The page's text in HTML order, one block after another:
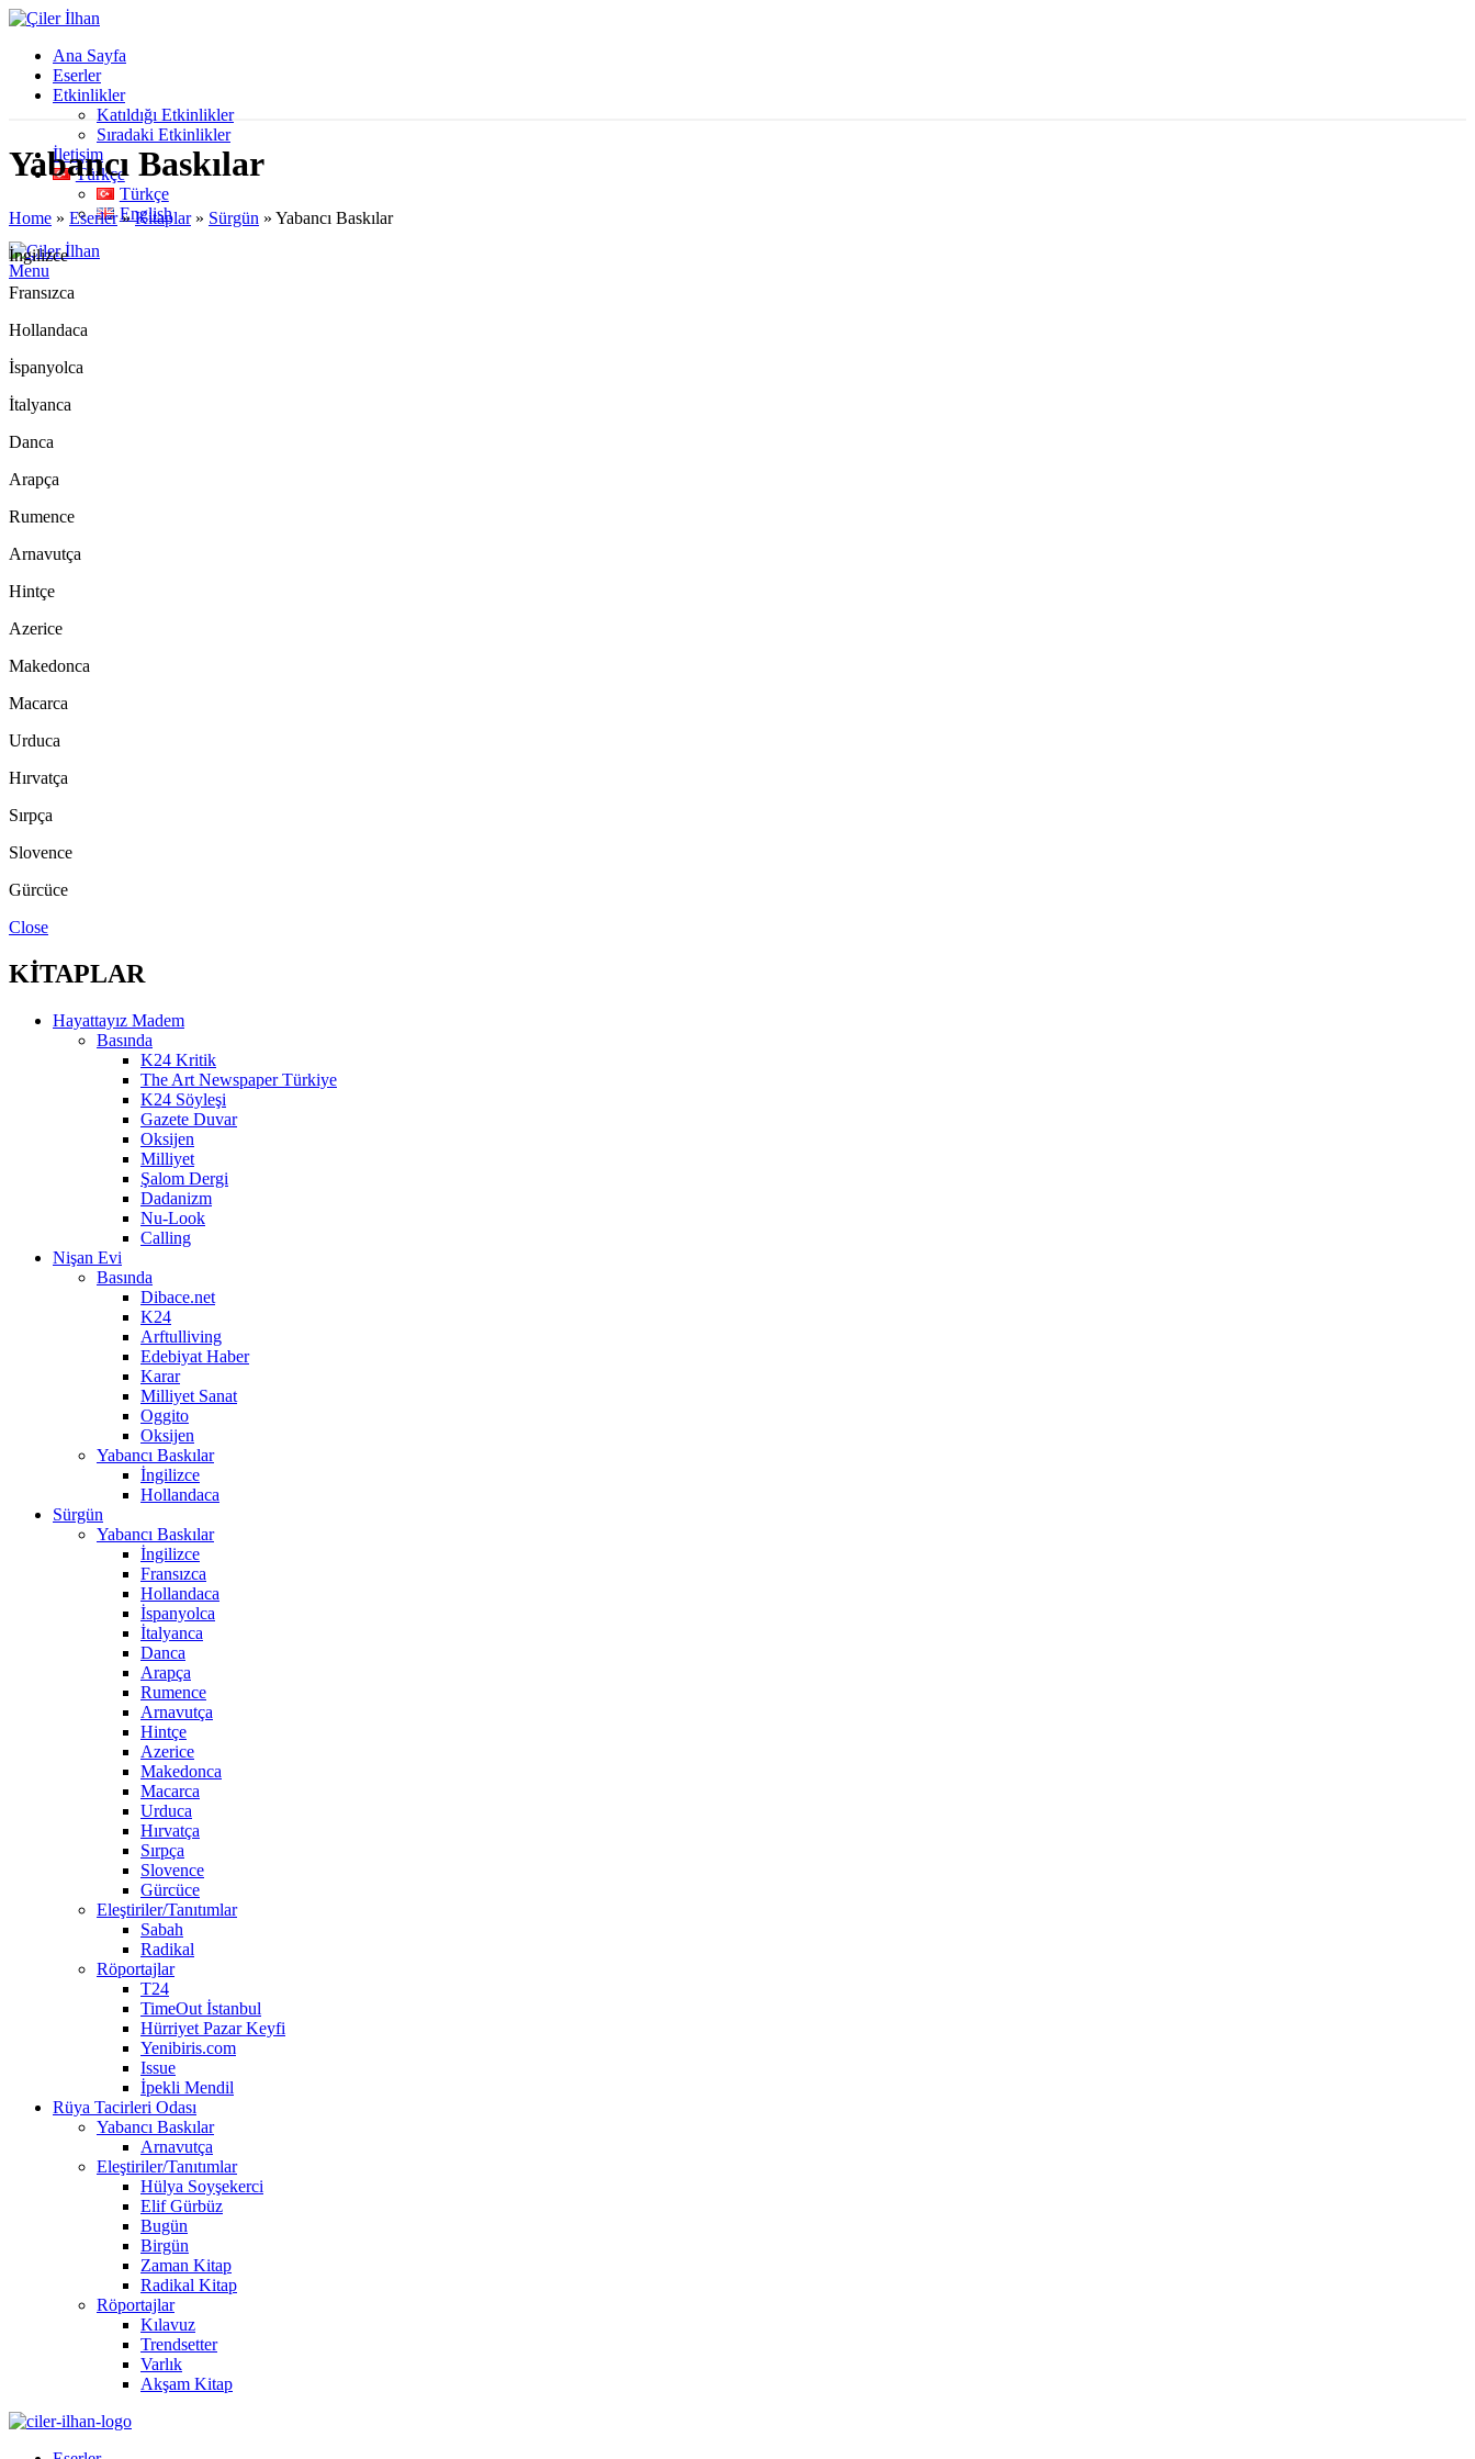
Ana Sayfa
Eserler
Etkinlikler
Katıldığı Etkinlikler
Sıradaki Etkinlikler
İletişim
Türkçe
Türkçe
English
Menu
Yabancı Baskılar
Home » Eserler»Kitaplar» Sürgün » Yabancı Baskılar
İngilizce
Fransızca
Hollandaca
İspanyolca
İtalyanca
Danca
Arapça
Rumence
Arnavutça
Hintçe
Azerice
Makedonca
Macarca
Urduca
Hırvatça
Sırpça
Slovence
Gürcüce
Close
KİTAPLAR
Hayattayız Madem
Basında
K24 Kritik
The Art Newspaper Türkiye
K24 Söyleşi
Gazete Duvar
Oksijen
Milliyet
Şalom Dergi
Dadanizm
Nu-Look
Calling
Nişan Evi
Basında
Dibace.net
K24
Arftulliving
Edebiyat Haber
Karar
Milliyet Sanat
Oggito
Oksijen
Yabancı Baskılar
İngilizce
Hollandaca
Sürgün
Yabancı Baskılar
İngilizce
Fransızca
Hollandaca
İspanyolca
İtalyanca
Danca
Arapça
Rumence
Arnavutça
Hintçe
Azerice
Makedonca
Macarca
Urduca
Hırvatça
Sırpça
Slovence
Gürcüce
Eleştiriler/Tanıtımlar
Sabah
Radikal
Röportajlar
T24
TimeOut İstanbul
Hürriyet Pazar Keyfi
Yenibiris.com
Issue
İpekli Mendil
Rüya Tacirleri Odası
Yabancı Baskılar
Arnavutça
Eleştiriler/Tanıtımlar
Hülya Soyşekerci
Elif Gürbüz
Bugün
Birgün
Zaman Kitap
Radikal Kitap
Röportajlar
Kılavuz
Trendsetter
Varlık
Akşam Kitap